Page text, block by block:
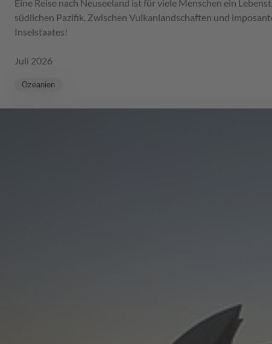
Eine Reise nach Neuseeland ist für viele Menschen ein
südlichen Pazifik. Zwischen Vulkanlandschaften und
Inselstaates!
Juli 2026
Ozeanien